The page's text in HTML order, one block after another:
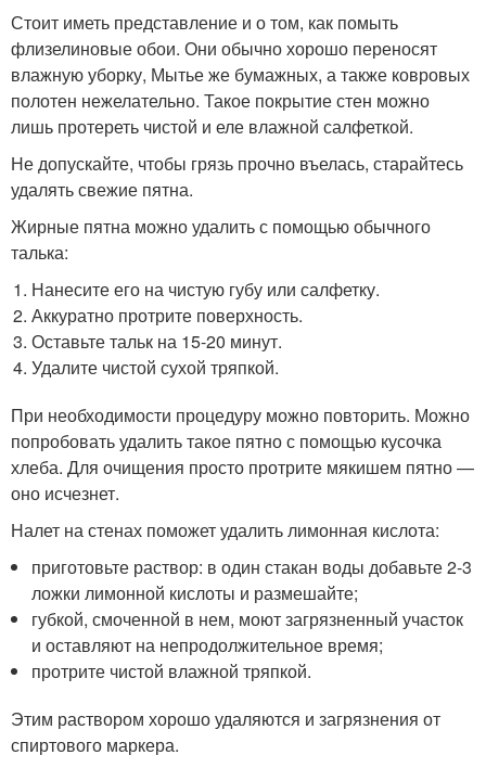
Стоит иметь представление и о том, как помыть
флизелиновые обои. Они обычно хорошо переносят
влажную уборку, Мытье же бумажных, а также ковровых
полотен нежелательно. Такое покрытие стен можно
лишь протереть чистой и еле влажной салфеткой.
Не допускайте, чтобы грязь прочно въелась, старайтесь
удалять свежие пятна.
Жирные пятна можно удалить с помощью обычного
талька:
Нанесите его на чистую губу или салфетку.
Аккуратно протрите поверхность.
Оставьте тальк на 15-20 минут.
Удалите чистой сухой тряпкой.
При необходимости процедуру можно повторить. Можно
попробовать удалить такое пятно с помощью кусочка
хлеба. Для очищения просто протрите мякишем пятно —
оно исчезнет.
Налет на стенах поможет удалить лимонная кислота:
приготовьте раствор: в один стакан воды добавьте 2-3
ложки лимонной кислоты и размешайте;
губкой, смоченной в нем, моют загрязненный участок
и оставляют на непродолжительное время;
протрите чистой влажной тряпкой.
Этим раствором хорошо удаляются и загрязнения от
спиртового маркера.